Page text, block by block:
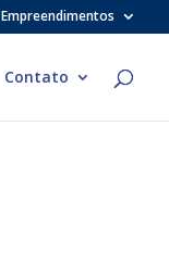
Empreendimentos
Contato